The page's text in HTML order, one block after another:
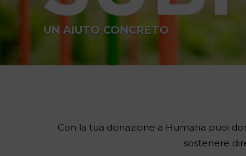
UN AIUTO CONCRETO
Con la tua donazione a Humana puoi
sostenere